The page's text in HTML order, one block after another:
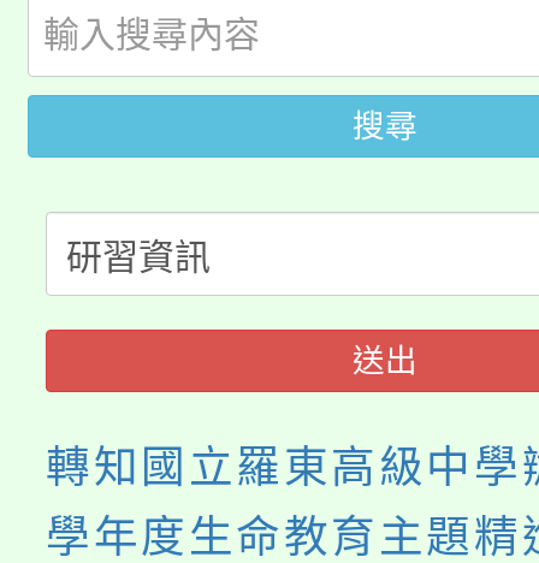
局官網。
8月14至27日，桃園電
開!
115年桃園市運動會8/
田徑場及游泳池舉行。
桃園市低收入戶享有免
視費優惠，中低收入戶
半價優惠，詳情可洽有
大園自造教育及科技中
份教師增能研習
大溪自造教育及科技中
份教師研習
淨零綠生活教案入校路
會
搜尋
送出
轉知國立羅東高級中
學年度生命教育主題精